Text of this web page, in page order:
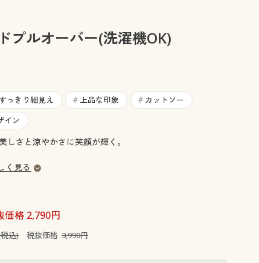
・ティーンズ下着大きいサイズ レディース下着
大きいサイズ 事務・制服
プルオーバー(洗濯機OK)
すっきり細見え # 上品な印象 # カットソー
イン
しさと涼やかさに笑顔が輝く。
く見る
価格 2,790円
込) 税抜価格 3,990円